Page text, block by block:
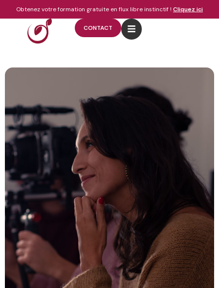
Obtenez votre formation gratuite en flux libre instinctif ! Cliquez ici
CONTACT